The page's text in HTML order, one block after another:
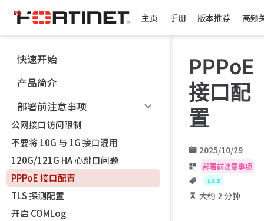
跳
至
主
內
容
主页 手册 版本推荐 高频
快速开始
产品简介
部署前注意事项
公网接口访问限制
不要将 10G 与 1G 接口混用
120G/121G HA 心跳口问题
PPPoE 接口配置
TLS 探测配置
开启 COMLog
PPPoE
接口配
置
2025/10/29
部署前注意事项
7.X.X
大约 2 分钟